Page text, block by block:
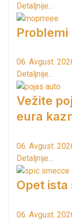
Detaljnije...
Problemi
06. Avgust.
Detaljnije...
Vežite
eura
06. Avgust.
Detaljnije...
Opet
06. Avgust.